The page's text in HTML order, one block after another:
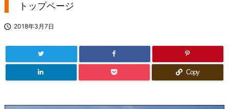
トップページ
 2018年3月7日
Copy